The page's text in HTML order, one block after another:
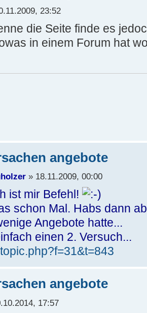
23:52
die Seite finde es
in einem Forum hat
angebote
» 18.11.2009, 00:00
ist mir Befehl!
schon Mal. Habs dann
Angebote hatte...
einen 2. Versuch...
angebote
17:57